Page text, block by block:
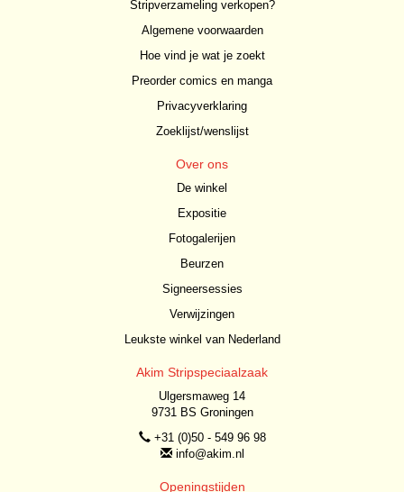
Stripverzameling verkopen?
Algemene voorwaarden
Hoe vind je wat je zoekt
Preorder comics en manga
Privacyverklaring
Zoeklijst/wenslijst
Over ons
De winkel
Expositie
Fotogalerijen
Beurzen
Signeersessies
Verwijzingen
Leukste winkel van Nederland
Akim Stripspeciaalzaak
Ulgersmaweg 14
9731 BS Groningen
+31 (0)50 - 549 96 98
info@akim.nl
Openingstijden